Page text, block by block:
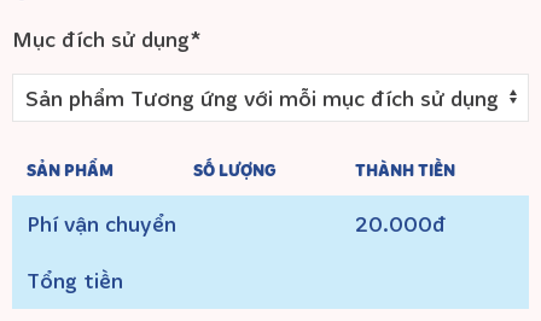
Mục đích sử dụng*
SẢN PHẨM SỐ LƯỢNG THÀNH TIỀN
Phí vận chuyển
20.000đ
Tổng tiền